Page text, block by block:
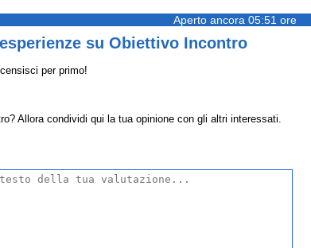
Aperto ancora 05:51 ore
su Obiettivo Incontro
per primo!
Allora condividi qui la tua opinione con gli altri interessati.